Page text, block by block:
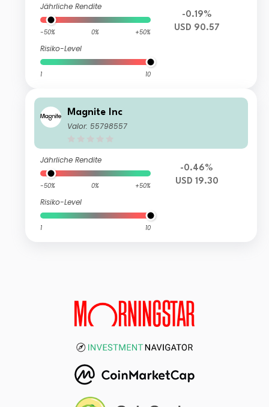
Jährliche Rendite
-50% 0% +50%
Risiko-Level
1 10
-0.19%
USD 90.57
Magnite Inc
Valor: 55798557
Jährliche Rendite
-50% 0% +50%
Risiko-Level
1 10
-0.46%
USD 19.30